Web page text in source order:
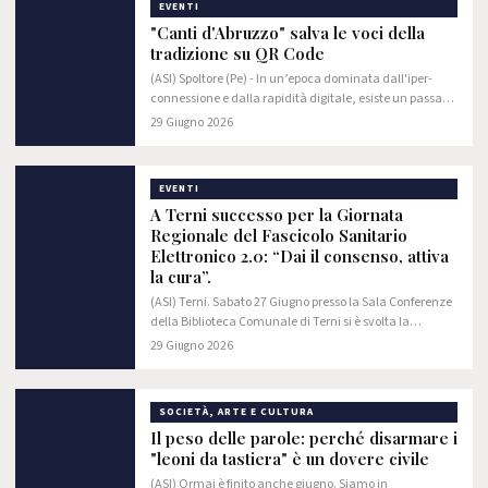
EVENTI
"Canti d'Abruzzo" salva le voci della
tradizione su QR Code
(ASI) Spoltore (Pe) - In un’epoca dominata dall'iper-
connessione e dalla rapidità digitale, esiste un passato
che rischia di svanire per sempre: quello delle nostre
29 Giugno 2026
EVENTI
A Terni successo per la Giornata
Regionale del Fascicolo Sanitario
Elettronico 2.0: “Dai il consenso, attiva
la cura”.
(ASI) Terni. Sabato 27 Giugno presso la Sala Conferenze
della Biblioteca Comunale di Terni si è svolta la
Giornata regionale del Fascicolo Sanitario Elettronico –
29 Giugno 2026
SOCIETÀ, ARTE E CULTURA
Il peso delle parole: perché disarmare i
"leoni da tastiera" è un dovere civile
(ASI) Ormai è finito anche giugno. Siamo in